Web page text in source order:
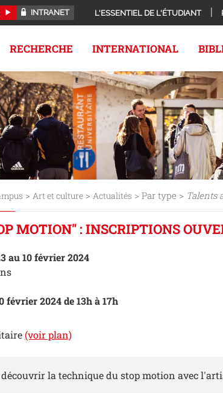
INTRANET L'ESSENTIEL DE L'ÉTUDIANT
RECHERCHE INTERNATIONAL
> Art et culture> Actualités > Par type > Talents
MOTION" : INSCRIPTIONS
au 10 février 2024
février 2024 de 13h à 17h
(voir plan)
la technique du stop motion avec